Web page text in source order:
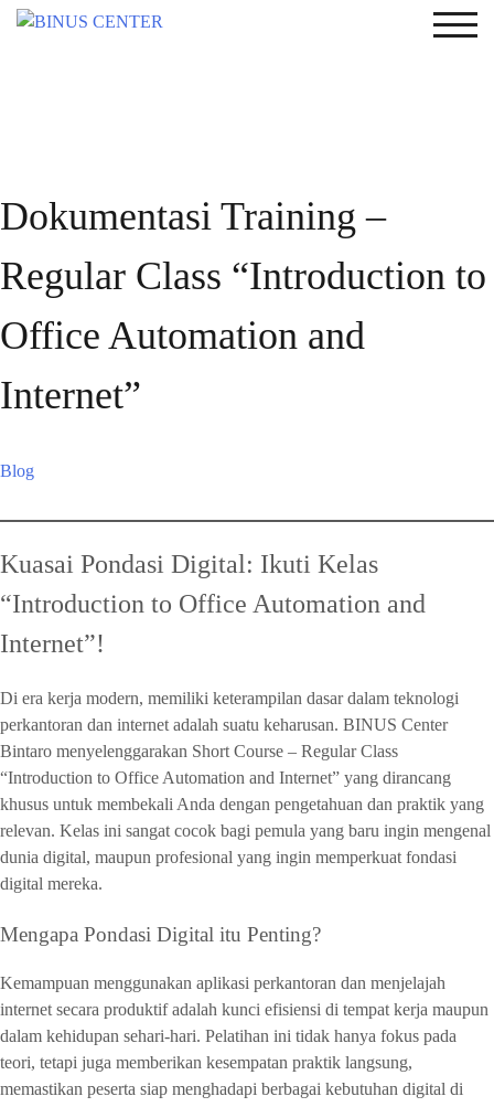
Dokumentasi Training –
Regular Class “Introduction to
Office Automation and
Internet”
Blog
Kuasai Pondasi Digital: Ikuti Kelas
“Introduction to Office Automation and
Internet”!
Di era kerja modern, memiliki keterampilan dasar dalam teknologi
perkantoran dan internet adalah suatu keharusan. BINUS Center
Bintaro menyelenggarakan Short Course – Regular Class
“Introduction to Office Automation and Internet” yang dirancang
khusus untuk membekali Anda dengan pengetahuan dan praktik yang
relevan. Kelas ini sangat cocok bagi pemula yang baru ingin mengenal
dunia digital, maupun profesional yang ingin memperkuat fondasi
digital mereka.
Mengapa Pondasi Digital itu Penting?
Kemampuan menggunakan aplikasi perkantoran dan menjelajah
internet secara produktif adalah kunci efisiensi di tempat kerja maupun
dalam kehidupan sehari-hari. Pelatihan ini tidak hanya fokus pada
teori, tetapi juga memberikan kesempatan praktik langsung,
memastikan peserta siap menghadapi berbagai kebutuhan digital di